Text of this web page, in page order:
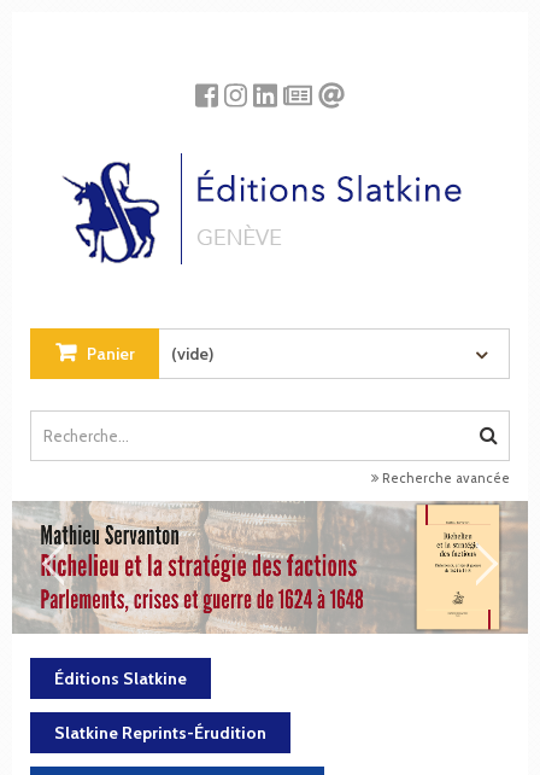
Panier (vide)
Recherche avancée
Éditions Slatkine
Slatkine Reprints-Érudition